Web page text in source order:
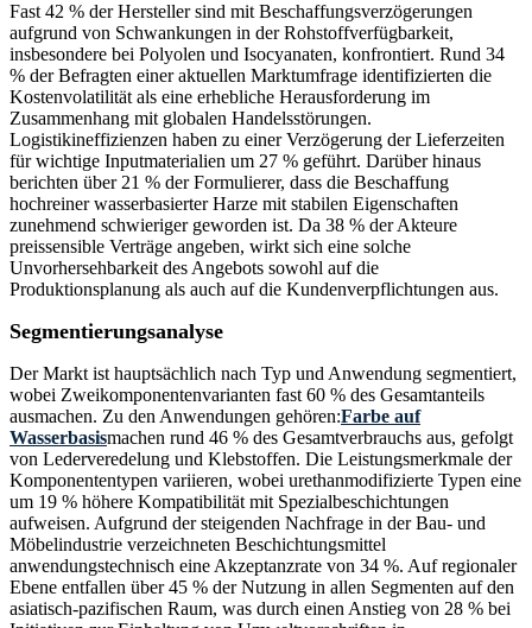
Fast 42 % der Hersteller sind mit Beschaffungsverzögerungen
aufgrund von Schwankungen in der Rohstoffverfügbarkeit,
insbesondere bei Polyolen und Isocyanaten, konfrontiert. Rund 34
% der Befragten einer aktuellen Marktumfrage identifizierten die
Kostenvolatilität als eine erhebliche Herausforderung im
Zusammenhang mit globalen Handelsstörungen.
Logistikineffizienzen haben zu einer Verzögerung der Lieferzeiten
für wichtige Inputmaterialien um 27 % geführt. Darüber hinaus
berichten über 21 % der Formulierer, dass die Beschaffung
hochreiner wasserbasierter Harze mit stabilen Eigenschaften
zunehmend schwieriger geworden ist. Da 38 % der Akteure
preissensible Verträge angeben, wirkt sich eine solche
Unvorhersehbarkeit des Angebots sowohl auf die
Produktionsplanung als auch auf die Kundenverpflichtungen aus.
Segmentierungsanalyse
Der Markt ist hauptsächlich nach Typ und Anwendung segmentiert,
wobei Zweikomponentenvarianten fast 60 % des Gesamtanteils
ausmachen. Zu den Anwendungen gehören:Farbe auf
Wasserbasismachen rund 46 % des Gesamtverbrauchs aus, gefolgt
von Lederveredelung und Klebstoffen. Die Leistungsmerkmale der
Komponententypen variieren, wobei urethanmodifizierte Typen eine
um 19 % höhere Kompatibilität mit Spezialbeschichtungen
aufweisen. Aufgrund der steigenden Nachfrage in der Bau- und
Möbelindustrie verzeichneten Beschichtungsmittel
anwendungstechnisch eine Akzeptanzrate von 34 %. Auf regionaler
Ebene entfallen über 45 % der Nutzung in allen Segmenten auf den
asiatisch-pazifischen Raum, was durch einen Anstieg von 28 % bei